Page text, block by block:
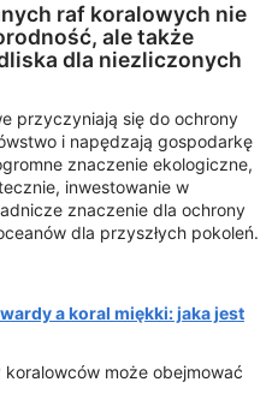
raf koralowych nie
ale także
dla niezliczonych
przyczyniają się do ochrony
i napędzają gospodarkę
znaczenie ekologiczne,
inwestowanie w
znaczenie dla ochrony
dla przyszłych pokoleń.
a koral miękki: jaka jest
może obejmować